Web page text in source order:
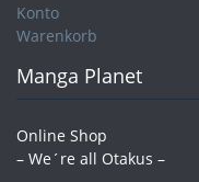
Konto
Warenkorb
Manga Planet
Online Shop
– We´re all Otakus –